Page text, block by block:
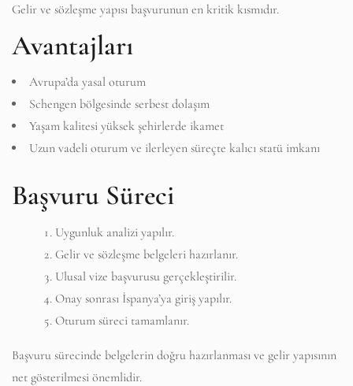
Gelir ve sözleşme yapısı başvurunun en kritik kısmıdır.
Avantajları
Avrupa’da yasal oturum
Schengen bölgesinde serbest dolaşım
Yaşam kalitesi yüksek şehirlerde ikamet
Uzun vadeli oturum ve ilerleyen süreçte kalıcı statü imkanı
Başvuru Süreci
Uygunluk analizi yapılır.
Gelir ve sözleşme belgeleri hazırlanır.
Ulusal vize başvurusu gerçekleştirilir.
Onay sonrası İspanya’ya giriş yapılır.
Oturum süreci tamamlanır.
Başvuru sürecinde belgelerin doğru hazırlanması ve gelir yapısının
net gösterilmesi önemlidir.